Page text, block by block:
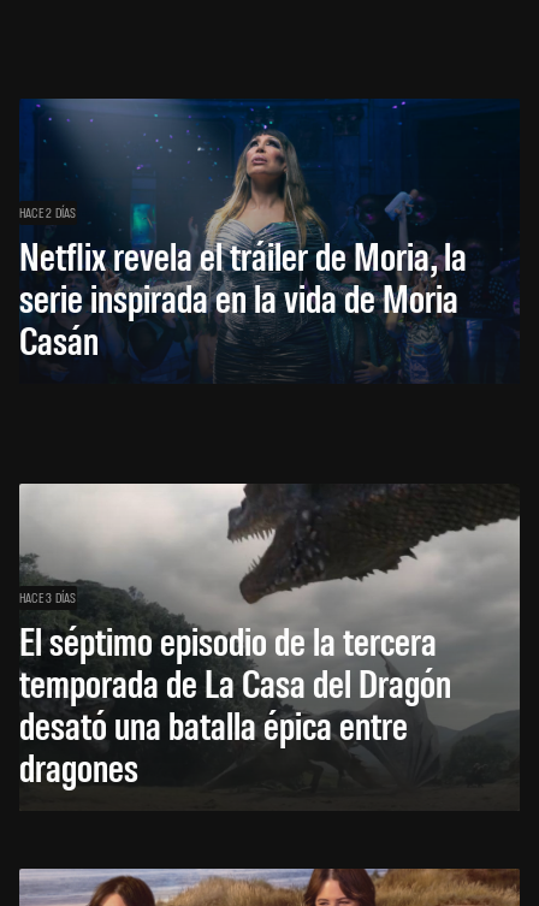
HACE 2 DÍAS
Netflix revela el tráiler de Moria, la
serie inspirada en la vida de Moria
Casán
HACE 3 DÍAS
El séptimo episodio de la tercera
temporada de La Casa del Dragón
desató una batalla épica entre
dragones